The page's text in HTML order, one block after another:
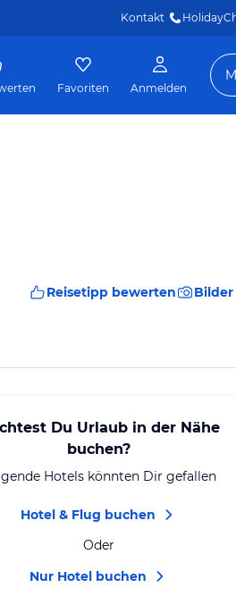
Kontakt
Favoriten Anmelden
Reisetipp bewerten
Du Urlaub in der Nähe
buchen?
Hotels könnten Dir gefallen
Hotel & Flug buchen
Oder
Nur Hotel buchen